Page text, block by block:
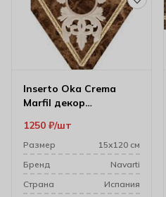
Inserto Oka Crema
Marfil декор
1250 ₽ шт
Размер
15х120 см
Бренд
Navarti
Cтрана
Испания